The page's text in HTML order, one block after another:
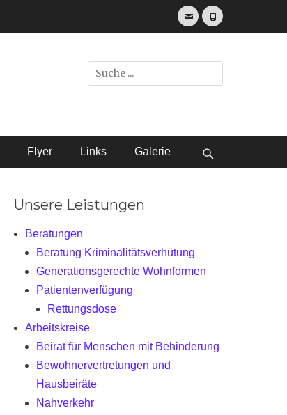
E-
Telefon
Suche
nach:
Flyer Links Galerie
Unsere Leistungen
Beratungen
Beratung Kriminalitätsverhütung
Generationsgerechte Wohnformen
Patientenverfügung
Rettungsdose
Arbeitskreise
Beirat für Menschen mit Behinderung
Bewohnervertretungen und
Hausbeiräte
Nahverkehr